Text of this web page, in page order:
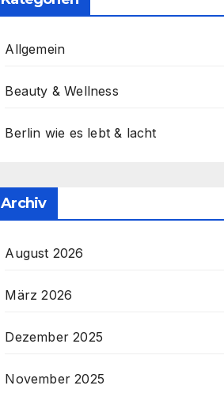
Allgemein
Beauty & Wellness
Berlin wie es lebt & lacht
Archiv
August 2026
März 2026
Dezember 2025
November 2025